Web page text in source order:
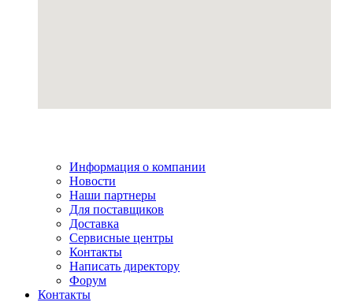
Информация о компании
Новости
Наши партнеры
Для поставщиков
Доставка
Сервисные центры
Контакты
Написать директору
Форум
Контакты